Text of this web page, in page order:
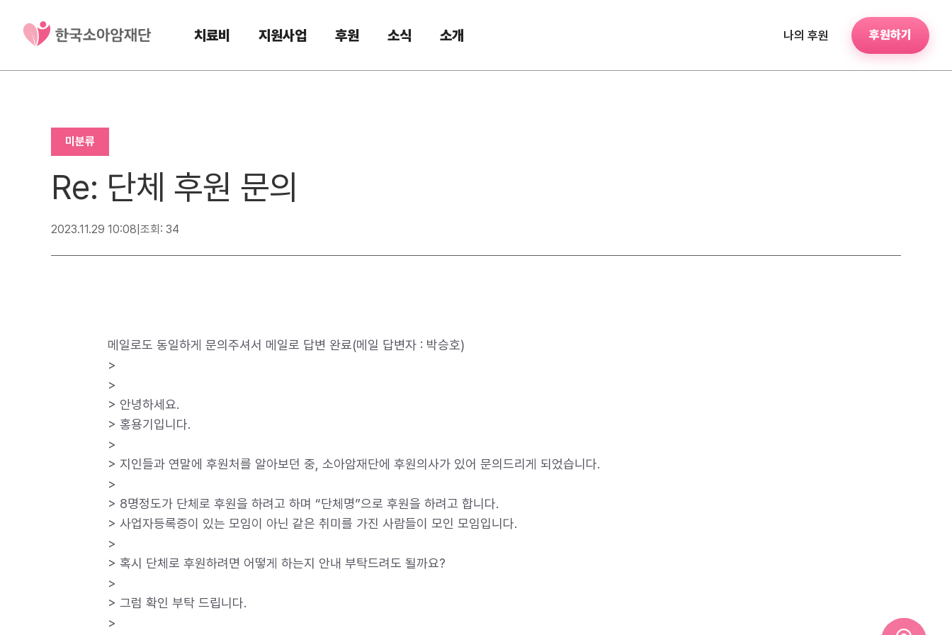
치료비 지원사업 후원 소식 소개 나의 후원 후원하기
미분류
Re: 단체 후원 문의
2023.11.29 10:08 조회: 34
메일로도 동일하게 문의주셔서 메일로 답변 완료(메일 답변자 : 박승호)
>
>
> 안녕하세요.
> 홍용기입니다.
>
> 지인들과 연말에 후원처를 알아보던 중, 소아암재단에 후원의사가 있어 문의드리게 되었습니다.
>
> 8명정도가 단체로 후원을 하려고 하며 “단체명”으로 후원을 하려고 합니다.
> 사업자등록증이 있는 모임이 아닌 같은 취미를 가진 사람들이 모인 모임입니다.
>
> 혹시 단체로 후원하려면 어떻게 하는지 안내 부탁드려도 될까요?
>
> 그럼 확인 부탁 드립니다.
>